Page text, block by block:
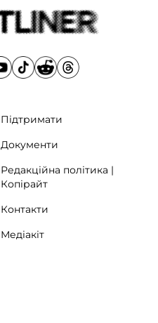
Підтримати
Документи
Редакційна політика |
Копірайт
Контакти
Медіакіт